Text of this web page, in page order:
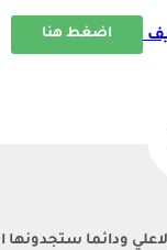
اضغط هنا
ودائما